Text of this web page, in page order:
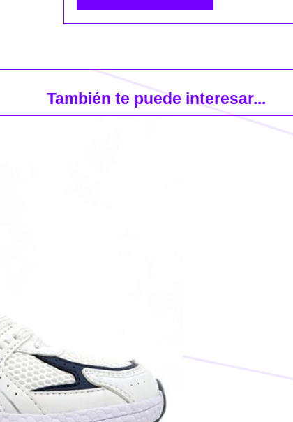
También te puede interesar...